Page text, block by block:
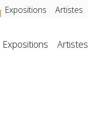
Expositions Artistes
Expositions Artistes